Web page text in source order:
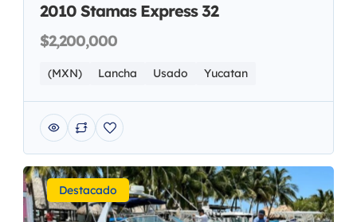
2010 Stamas Express 32
$2,200,000
(MXN) Lancha Usado Yucatan
Destacado